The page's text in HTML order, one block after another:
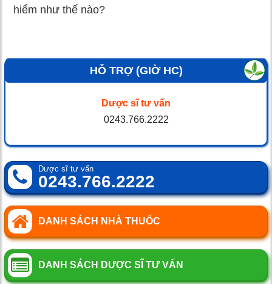
hiểm như thế nào?
HỖ TRỢ (GIỜ HC)
Dược sĩ tư vấn
0243.766.2222
Dược sĩ tư vấn
0243.766.2222
DANH SÁCH NHÀ THUỐC
DANH SÁCH DƯỢC SĨ TƯ VẤN